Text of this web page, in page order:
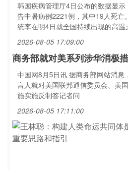
韩国疾病管理厅4日公布的数据显
告中暑病例2221例，其中19人死亡
统李在明4日就全国持续出现的高温
2026-08-05 17:09:00
商务部就对美系列涉华消极
中国网8月5日讯 据商务部网站消息
言人就对美国联邦通信委员会、美
施实施反制答记者问
2026-08-05 17:11:00